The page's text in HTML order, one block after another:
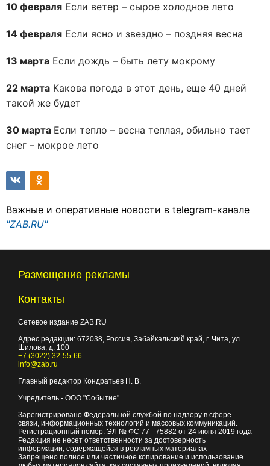
10 февраля Если ветер – сырое холодное лето
14 февраля Если ясно и звездно – поздняя весна
13 марта Если дождь – быть лету мокрому
22 марта Какова погода в этот день, еще 40 дней
такой же будет
30 марта Если тепло – весна теплая, обильно тает
снег – мокрое лето
Важные и оперативные новости в telegram-канале
"ZAB.RU"
Размещение рекламы
Контакты
Сетевое издание ZAB.RU
Адрес редакции: 672038, Россия, Забайкальский край, г. Чита, ул.
Шилова, д. 100
+7 (3022) 32-55-66
info@zab.ru
Главный редактор Кондратьев Н. В.
Учредитель - ООО "Событие"
Зарегистрировано Федеральной службой по надзору в сфере
связи, информационных технологий и массовых коммуникаций.
Регистрационный номер: ЭЛ № ФС 77 - 75882 от 24 июня 2019 года
Редакция не несет ответственности за достоверность
информации, содержащейся в рекламных материалах
Запрещено полное или частичное копирование и использование